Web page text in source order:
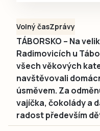
Volný časZprávy
TÁBORSKO – Na
Radimovicích u
všech věkových
navštěvovali
úsměvem. Za
vajíčka, čokolády a
radost především